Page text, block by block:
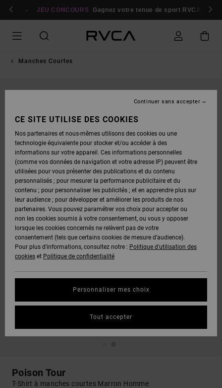
Se connecter / s'inscrire
JEU CONCOURS Gagnez votre tenue de sport RVCA
Manches Courtes
Poison Tour
T-Shirt à manches courtes Marron Homme
CE SITE UTILISE DES COOKIES
Nos partenaires et nous-mêmes utilisons des cookies ou une
technologie équivalente pour stocker et/ou accéder à des
informations sur votre appareil. Ces informations personnelles
(comme vos données de navigation et votre adresse IP) peuvent être
utilisées pour vous présenter des publications et du contenu
personnalisés ; pour mesurer la performance publicitaire et du
contenu ; pour personnaliser les publicités ; et en apprendre plus sur
leur audience ; pour développer et améliorer les produits de nos
partenaires. Vous pouvez paramétrer vos choix pour accepter ou
non les cookies soumis à votre consentement, ou vous y opposer
lorsque les cookies concernés ne relèvent pas de votre
consentement (tels que certains cookies de mesure d’audience).
Pour plus d'informations, consultez notre : Politique d'utilisation des
cookies et Politique de confidentialité
Personnaliser mes choix
Continuer sans accepter
Tout accepter